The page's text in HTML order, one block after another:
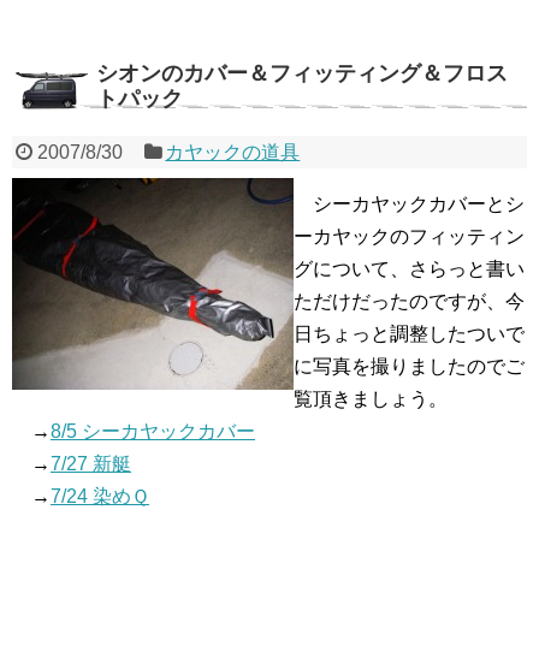
シオンのカバー＆フィッティング＆フロス
トパック
2007/8/30 カヤックの道具
シーカヤックカバーとシ
ーカヤックのフィッティン
グについて、さらっと書い
ただけだったのですが、今
日ちょっと調整したついで
に写真を撮りましたのでご
覧頂きましょう。
→8/5 シーカヤックカバー
→7/27 新艇
→7/24 染めＱ